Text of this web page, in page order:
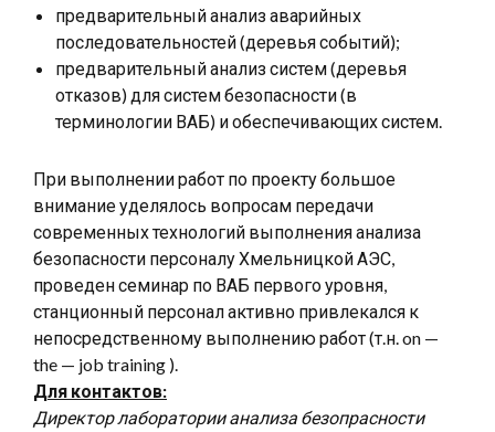
предварительный анализ аварийных
последовательностей (деревья событий);
предварительный анализ систем (деревья
отказов) для систем безопасности (в
терминологии ВАБ) и обеспечивающих систем.
При выполнении работ по проекту большое
внимание уделялось вопросам передачи
современных технологий выполнения анализа
безопасности персоналу Хмельницкой АЭС,
проведен семинар по ВАБ первого уровня,
станционный персонал активно привлекался к
непосредственному выполнению работ (т.н. on —
the — job training ).
Для контактов:
Директор лаборатории анализа безопрасности